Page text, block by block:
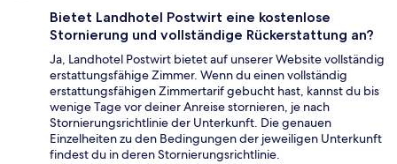
Bietet Landhotel Postwirt eine kostenlose
Stornierung und vollständige Rückerstattung an?
Ja, Landhotel Postwirt bietet auf unserer Website vollständig
erstattungsfähige Zimmer. Wenn du einen vollständig
erstattungsfähigen Zimmertarif gebucht hast, kannst du bis
wenige Tage vor deiner Anreise stornieren, je nach
Stornierungsrichtlinie der Unterkunft. Die genauen
Einzelheiten zu den Bedingungen der jeweiligen Unterkunft
findest du in deren Stornierungsrichtlinie.